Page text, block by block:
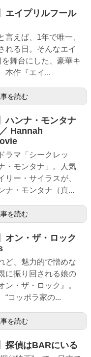
エイプリルフール
言えば、1年で唯一、
れる日。そんなエイ
舞台にした、豪華キ
本作『エイ...
を読む
ハンナ・モンタナ
Hannah
ラマ「シークレッ
・モンタナ」。人気
リー・サイラスが、
ナ・モンタナ（真...
を読む
オン・ザ・ロック
ど、魅力的で憎めな
に振り回される娘の
ン・ザ・ロック』。
“コッポラ家の...
を読む
探偵はBARにいる